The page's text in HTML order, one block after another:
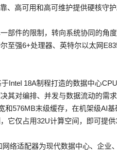
、高可用和高可维护提供硬核守护
部件的限制，转向系统协同的角
至强6+处理器、英特尔以太网
Intel 18A制程打造的数据中心
其对编排、并发与数据流动的需
和576MB末级缓存，在机架级AI
它仅占用32U计算空间，即可提供
络适配器为现代数据中心、企业